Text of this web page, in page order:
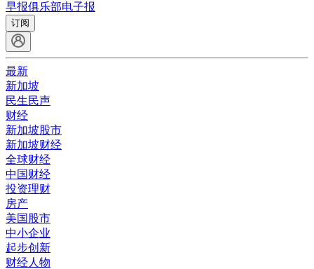
早报俱乐部电子报
订阅
最新
新加坡
民生民声
财经
新加坡股市
新加坡财经
全球财经
中国财经
投资理财
房产
美国股市
中小企业
起步创新
财经人物